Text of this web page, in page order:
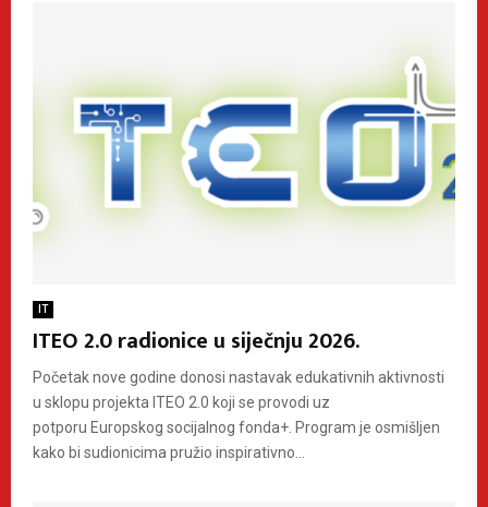
IT
ITEO 2.0 radionice u siječnju 2026.
Početak nove godine donosi nastavak edukativnih aktivnosti
u sklopu projekta ITEO 2.0 koji se provodi uz
potporu Europskog socijalnog fonda+. Program je osmišljen
kako bi sudionicima pružio inspirativno...